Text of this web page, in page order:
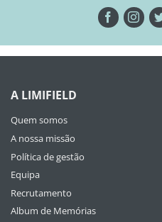
A LIMIFIELD
Quem somos
A nossa missão
Política de gestão
Equipa
Recrutamento
Album de Memórias